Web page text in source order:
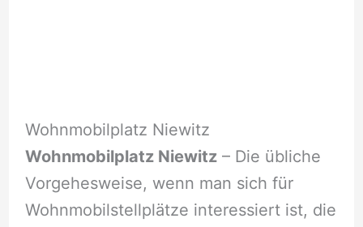
Wohnmobilplatz Niewitz
Wohnmobilplatz Niewitz– Die übliche
Vorgehesweise, wenn man sich für
Wohnmobilstellplätze interessiert ist, die